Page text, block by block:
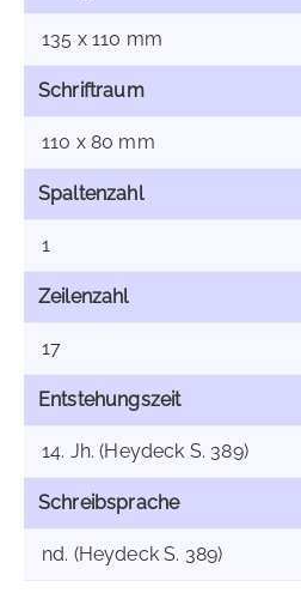
135 x 110 mm
Schriftraum
110 x 80 mm
Spaltenzahl
1
Zeilenzahl
17
Entstehungszeit
14. Jh. (Heydeck S. 389)
Schreibsprache
nd. (Heydeck S. 389)